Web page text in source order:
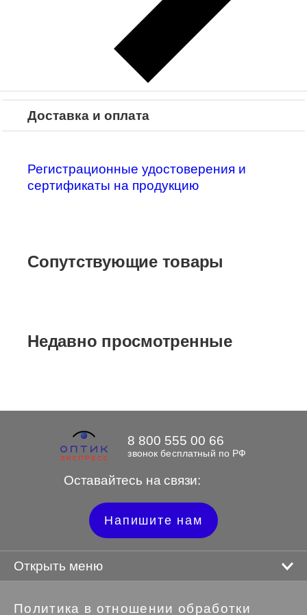
Доставка и оплата
Регистрационные удостоверения и
сертификаты на продукцию
Сопутствующие товары
Недавно просмотренные
Оставайтесь на связи:
8 800 555 00 66
звонок бесплатный по РФ
Напишите нам
Открыть меню
Политика в отношении обработки